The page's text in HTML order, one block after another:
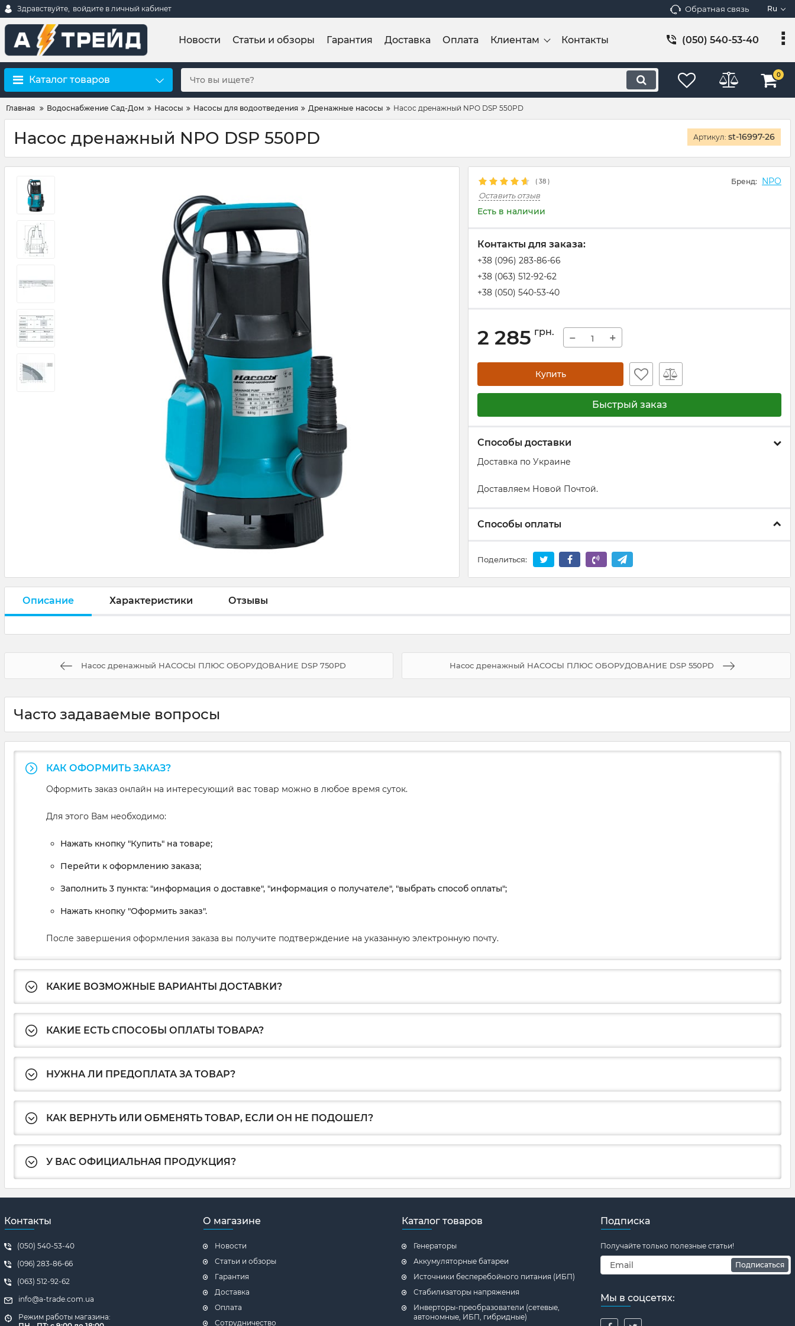
Здравствуйте, войдите в личный кабинет Обратная связь Ru
Новости Статьи и обзоры Гарантия Доставка Оплата Клиентам Контакты (050) 540-53-40
Каталог товаров 0
Главная Водоснабжение Сад-Дом Насосы Насосы для водоотведения Дренажные насосы Насос дренажный NPO DSP 550PD
Насос дренажный NPO DSP 550PD Артикул: st-16997-26
( 38 ) Бренд: NPO
Оставить отзыв
Есть в наличии
Контакты для заказа:
+38 (096) 283-86-66
+38 (063) 512-92-62
+38 (050) 540-53-40
2 285 грн. − +
Купить
Быстрый заказ
Способы доставки
Доставка по Украине
Доставляем Новой Почтой.
Способы оплаты
Поделиться:
Описание Характеристики Отзывы
Насос дренажный НАСОСЫ ПЛЮС ОБОРУДОВАНИЕ DSP 750PD Насос дренажный НАСОСЫ ПЛЮС ОБОРУДОВАНИЕ DSP 550PD
Часто задаваемые вопросы
КАК ОФОРМИТЬ ЗАКАЗ?
Оформить заказ онлайн на интересующий вас товар можно в любое время суток.
Для этого Вам необходимо:
Нажать кнопку "Купить" на товаре;
Перейти к оформлению заказа;
Заполнить 3 пункта: "информация о доставке", "информация о получателе", "выбрать способ оплаты";
Нажать кнопку "Оформить заказ".
После завершения оформления заказа вы получите подтверждение на указанную электронную почту.
КАКИЕ ВОЗМОЖНЫЕ ВАРИАНТЫ ДОСТАВКИ?
КАКИЕ ЕСТЬ СПОСОБЫ ОПЛАТЫ ТОВАРА?
НУЖНА ЛИ ПРЕДОПЛАТА ЗА ТОВАР?
КАК ВЕРНУТЬ ИЛИ ОБМЕНЯТЬ ТОВАР, ЕСЛИ ОН НЕ ПОДОШЕЛ?
У ВАС ОФИЦИАЛЬНАЯ ПРОДУКЦИЯ?
Контакты
(050) 540-53-40
(096) 283-86-66
(063) 512-92-62
info@a-trade.com.ua
Режим работы магазина:
О магазине
Новости
Статьи и обзоры
Гарантия
Доставка
Оплата
Сотрудничество
Каталог товаров
Генераторы
Аккумуляторные батареи
Источники бесперебойного питания (ИБП)
Стабилизаторы напряжения
Инверторы-преобразователи (сетевые,
автономные, ИБП, гибридные)
Подписка
Получайте только полезные статьи!
Подписаться
Мы в соцсетях: